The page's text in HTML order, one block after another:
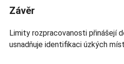
Závěr
Limity rozpracovanosti přinášejí
usnadňuje identifikaci úzkých